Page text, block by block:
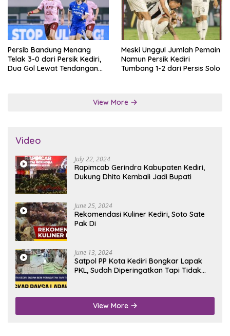
Persib Bandung Menang
Telak 3-0 dari Persik Kediri,
Dua Gol Lewat Tendangan
Meski Unggul Jumlah Pemain
Namun Persik Kediri
Tumbang 1-2 dari Persis Solo
View More
Video
July 22, 2024
Rapimcab Gerindra Kabupaten Kediri,
Dukung Dhito Kembali Jadi Bupati
June 25, 2024
Rekomendasi Kuliner Kediri, Soto Sate
Pak Di
June 13, 2024
Satpol PP Kota Kediri Bongkar Lapak
PKL, Sudah Diperingatkan Tapi Tidak
View More